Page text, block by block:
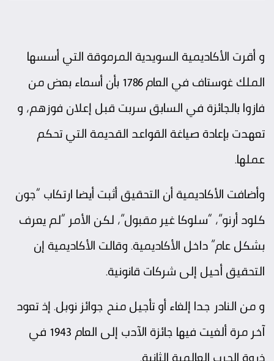
و أقرت الأكاديمية السويدية المرموقة التي أسسها
الملك غوستاف في العام 1786 بأن أسماء بعض من
فازوا بالجائزة في السابق سربت قبل إعلان فوزهم، و
تعهدت بإعادة صياغة القواعد القديمة التي تحكم
عملها.
وأضافت الأكاديمية أن التحقيق أثبت أيضا ارتكاب “جون
كلود أرنو”، “سلوكا غير مقبول”، لكن الأمر “لم يعرف
بشكل عام” داخل الأكاديمية. وقالت الأكاديمية إن
التحقيق أحيل إلى شركات قانونية.
و من النادر جدا إلغاء أو تأجيل منح جوائز نوبل. إذ تعود
آخر مرة ألغيت فيها جائزة الآدب إلى العام 1943 في